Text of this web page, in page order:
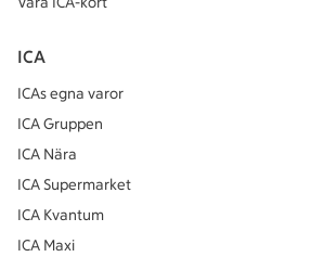
ICA
ICAs egna varor
ICA Gruppen
ICA Nära
ICA Supermarket
ICA Kvantum
ICA Maxi